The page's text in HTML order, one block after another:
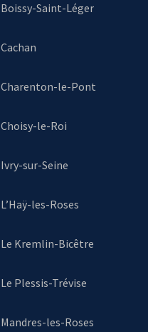
Boissy-Saint-Léger
Cachan
Charenton-le-Pont
Choisy-le-Roi
Ivry-sur-Seine
L’Haÿ-les-Roses
Le Kremlin-Bicêtre
Le Plessis-Trévise
Mandres-les-Roses